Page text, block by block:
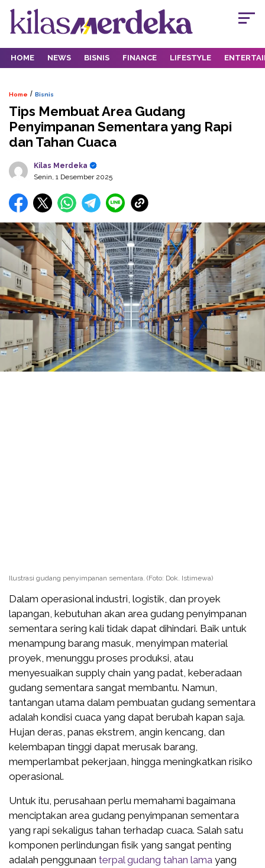
HOME NEWS BISNIS FINANCE LIFESTYLE
Home / Bisnis
Tips Membuat Area Gudang
Penyimpanan Sementara yang Rapi
dan Tahan Cuaca
Kilas Merdeka
Senin, 1 Desember 2025
Ilustrasi gudang penyimpanan sementara. (Foto: Dok. Istimewa)
Dalam operasional industri, logistik, dan proyek
lapangan, kebutuhan akan area gudang penyimpanan
sementara sering kali tidak dapat dihindari. Baik untuk
menampung barang masuk, menyimpan material
proyek, menunggu proses produksi, atau
menyesuaikan supply chain yang padat, keberadaan
gudang sementara sangat membantu. Namun,
tantangan utama dalam pembuatan gudang sementara
adalah kondisi cuaca yang dapat berubah kapan saja.
Hujan deras, panas ekstrem, angin kencang, dan
kelembapan tinggi dapat merusak barang,
memperlambat pekerjaan, hingga meningkatkan risiko
operasional.
Untuk itu, perusahaan perlu memahami bagaimana
menciptakan area gudang penyimpanan sementara
yang rapi sekaligus tahan terhadap cuaca. Salah satu
komponen perlindungan fisik yang sangat penting
adalah penggunaan terpal gudang tahan lama yang